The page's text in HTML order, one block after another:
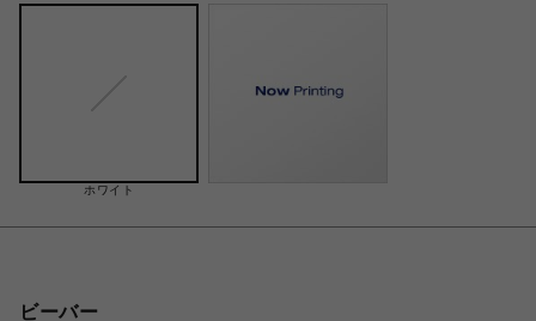
ホワイト
ビーバー